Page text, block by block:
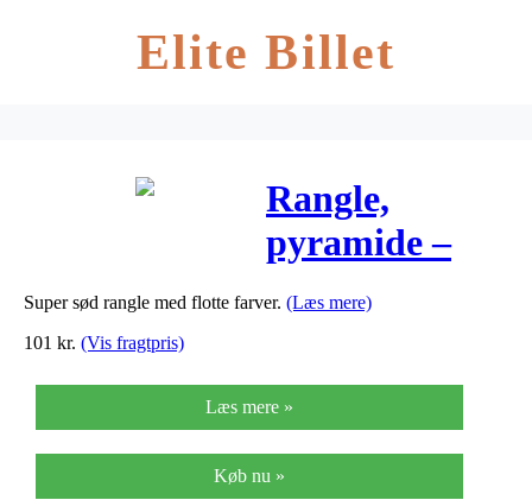
Elite Billet
Rangle,
pyramide –
Grimms
Super sød rangle med flotte farver. (Læs mere)
101 kr. (Vis fragtpris)
Læs mere »
Køb nu »